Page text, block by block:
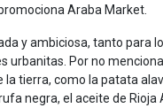
Araba Market.
y ambiciosa, tanto para
urbanitas. Por no
la tierra, como la patata
negra, el aceite de Rioja